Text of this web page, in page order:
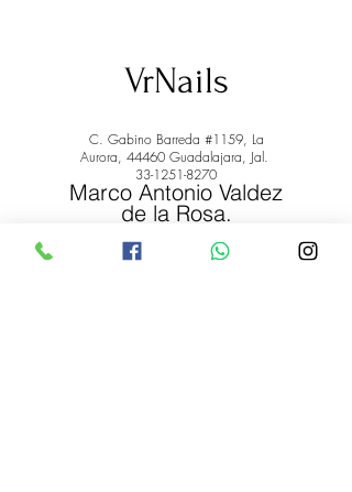
VrNails
C. Gabino Barreda #1159, La
Aurora, 44460 Guadalajara, Jal.
33-1251-8270
Marco Antonio Valdez
de la Rosa.